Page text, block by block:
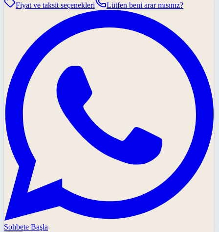
Fiyat ve taksit seçenekleri
Lütfen beni arar mısınız?
Sohbete Başla